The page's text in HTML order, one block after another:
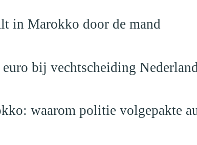
in Marokko door de mand
bij vechtscheiding
waarom politie volgepakte